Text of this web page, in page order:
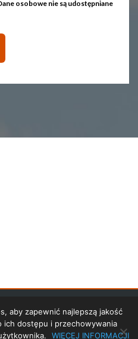
osobowe nie są udostępniane
aby zapewnić najlepszą jakość
ich dostępu i przechowywania
WIĘCEJ INFORMACJI